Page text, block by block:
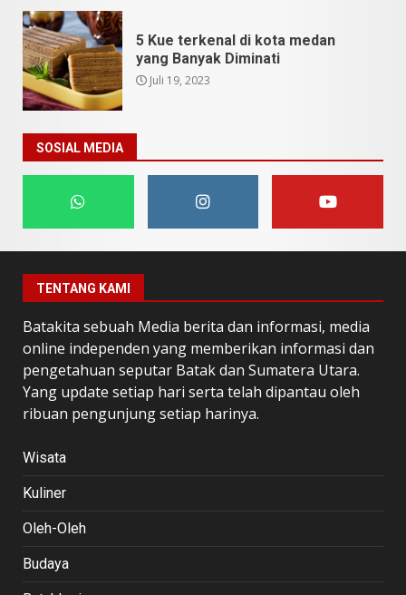
5 Kue terkenal di kota medan
yang Banyak Diminati
Juli 19, 2023
SOSIAL MEDIA
TENTANG KAMI
Batakita sebuah Media berita dan informasi, media
online independen yang memberikan informasi dan
pengetahuan seputar Batak dan Sumatera Utara.
Yang update setiap hari serta telah dipantau oleh
ribuan pengunjung setiap harinya.
Wisata
Kuliner
Oleh-Oleh
Budaya